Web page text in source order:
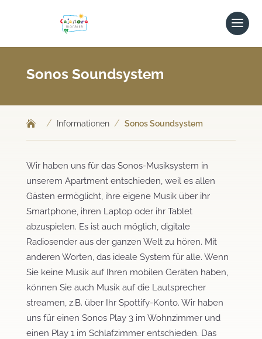
Sonos Soundsystem
/ Informationen / Sonos Soundsystem
Wir haben uns für das Sonos-Musiksystem in
unserem Apartment entschieden, weil es allen
Gästen ermöglicht, ihre eigene Musik über ihr
Smartphone, ihren Laptop oder ihr Tablet
abzuspielen. Es ist auch möglich, digitale
Radiosender aus der ganzen Welt zu hören. Mit
anderen Worten, das ideale System für alle. Wenn
Sie keine Musik auf Ihren mobilen Geräten haben,
können Sie auch Musik auf die Lautsprecher
streamen, z.B. über Ihr Spottify-Konto. Wir haben
uns für einen Sonos Play 3 im Wohnzimmer und
einen Play 1 im Schlafzimmer entschieden. Das